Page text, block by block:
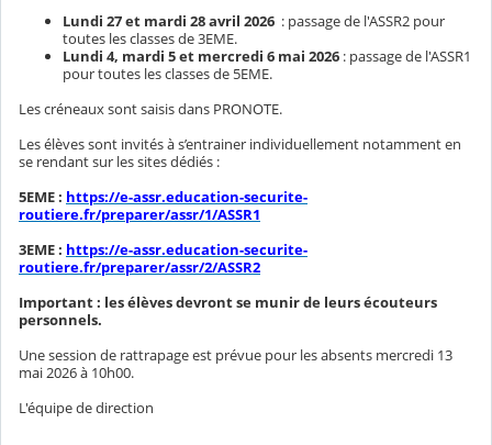
Lundi 27 et mardi 28 avril 2026 : passage de l'ASSR2 pour
toutes les classes de 3EME.
Lundi 4, mardi 5 et mercredi 6 mai 2026 : passage de l'ASSR1
pour toutes les classes de 5EME.
Les créneaux sont saisis dans PRONOTE.
Les élèves sont invités à s’entrainer individuellement notamment en
se rendant sur les sites dédiés :
5EME : https://e-assr.education-securite-
routiere.fr/preparer/assr/1/ASSR1
3EME : https://e-assr.education-securite-
routiere.fr/preparer/assr/2/ASSR2
Important : les élèves devront se munir de leurs écouteurs
personnels.
Une session de rattrapage est prévue pour les absents mercredi 13
mai 2026 à 10h00.
L'équipe de direction